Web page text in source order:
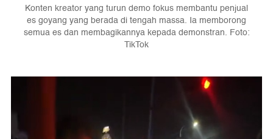
Konten kreator yang turun demo fokus membantu penjual
es goyang yang berada di tengah massa. Ia memborong
semua es dan membagikannya kepada demonstran. Foto:
TikTok